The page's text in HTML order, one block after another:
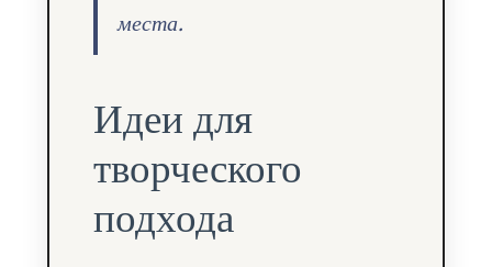
места.
Идеи для
творческого
подхода